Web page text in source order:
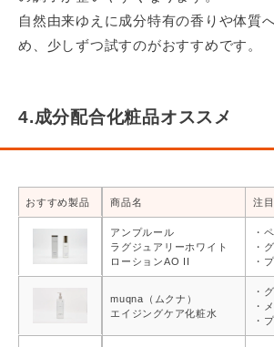
自然由来ゆえに成分特有の香りや体質
め、少しずつ試すのがおすすめです。
4.成分配合化粧品オススメ
おすすめ製品 商品名 注
アンプルール
ラグジュアリーホワイト
ローションAO II
・
・
・
muqna（ムクナ）
エイジングケア化粧水
・
・
・